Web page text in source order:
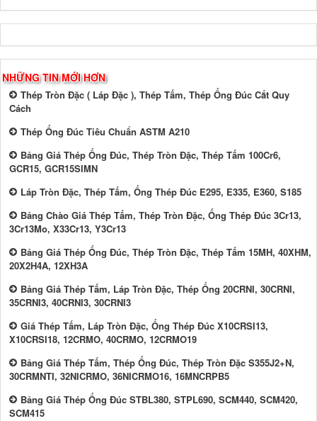
NHỮNG TIN MỚI HƠN
Thép Tròn Đặc ( Láp Đặc ), Thép Tấm, Thép Ống Đúc Cắt Quy
Cách
Thép Ống Đúc Tiêu Chuẩn ASTM A210
Bảng Giá Thép Ống Đúc, Thép Tròn Đặc, Thép Tấm 100Cr6,
GCR15, GCR15SIMN
Láp Tròn Đặc, Thép Tấm, Ống Thép Đúc E295, E335, E360, S185
Bảng Chào Giá Thép Tấm, Thép Tròn Đặc, Ống Thép Đúc 3Cr13,
3Cr13Mo, X33Cr13, Y3Cr13
Bảng Giá Thép Ống Đúc, Thép Tròn Đặc, Thép Tấm 15MH, 40XHM,
20X2H4A, 12XH3A
Bảng Giá Thép Tấm, Láp Tròn Đặc, Thép Ống 20CRNI, 30CRNI,
35CRNI3, 40CRNI3, 30CRNI3
Giá Thép Tấm, Láp Tròn Đặc, Ống Thép Đúc X10CRSI13,
X10CRSI18, 12CRMO, 40CRMO, 12CRMO19
Bảng Giá Thép Tấm, Thép Ống Đúc, Thép Tròn Đặc S355J2+N,
30CRMNTI, 32NICRMO, 36NICRMO16, 16MNCRPB5
Bảng Giá Thép Ống Đúc STBL380, STPL690, SCM440, SCM420,
SCM415